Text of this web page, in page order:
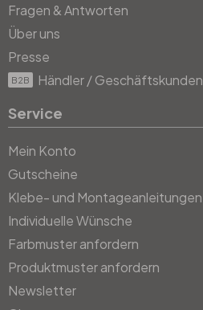
Fragen & Antworten
Über uns
Presse
B2B Händler / Geschäftskunden
Service
Mein Konto
Gutscheine
Klebe- und Montageanleitungen
Individuelle Wünsche
Farbmuster anfordern
Produktmuster anfordern
Newsletter